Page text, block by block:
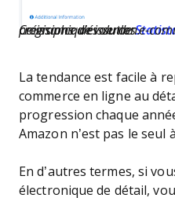
Ce graphique issu de
illustre la rapidité de la croissance des ventes e-commerce, ainsi que les prévisions d’évolution.
La tendance est facile à
commerce en ligne au
progression chaque
Amazon n’est pas le seul
En d’autres termes, si
électronique de détail,